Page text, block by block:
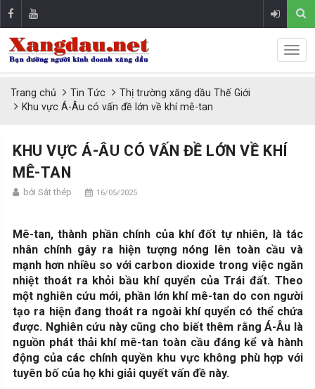
Trang chủ Tin Tức
Thị trường xăng dầu Thế Giới
Khu vực Á-Âu có vấn đề lớn về khí mê-tan
KHU VỰC Á-ÂU CÓ VẤN ĐỀ LỚN VỀ KHÍ
MÊ-TAN
bởi Sắt thép 16/05/2025
Mê-tan, thành phần chính của khí đốt tự nhiên, là tác
nhân chính gây ra hiện tượng nóng lên toàn cầu và
mạnh hơn nhiều so với carbon dioxide trong việc ngăn
nhiệt thoát ra khỏi bầu khí quyển của Trái đất. Theo
một nghiên cứu mới, phần lớn khí mê-tan do con người
tạo ra hiện đang thoát ra ngoài khí quyển có thể chứa
được. Nghiên cứu này cũng cho biết thêm rằng Á-Âu là
nguồn phát thải khí mê-tan toàn cầu đáng kể và hành
động của các chính quyền khu vực không phù hợp với
tuyên bố của họ khi giải quyết vấn đề này.